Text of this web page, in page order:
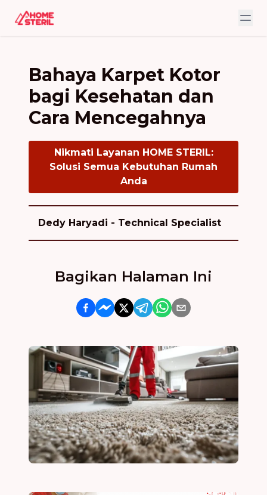
Bahaya Karpet Kotor
bagi Kesehatan dan
Cara Mencegahnya
Nikmati Layanan HOME STERIL:
Solusi Semua Kebutuhan Rumah
Anda
Dedy Haryadi - Technical Specialist
Bagikan Halaman Ini